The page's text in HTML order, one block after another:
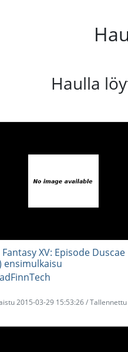
Haulla
Fantasy XV: Episode Duscae
ensimulkaisu
2015-03-29 15:53:26 /